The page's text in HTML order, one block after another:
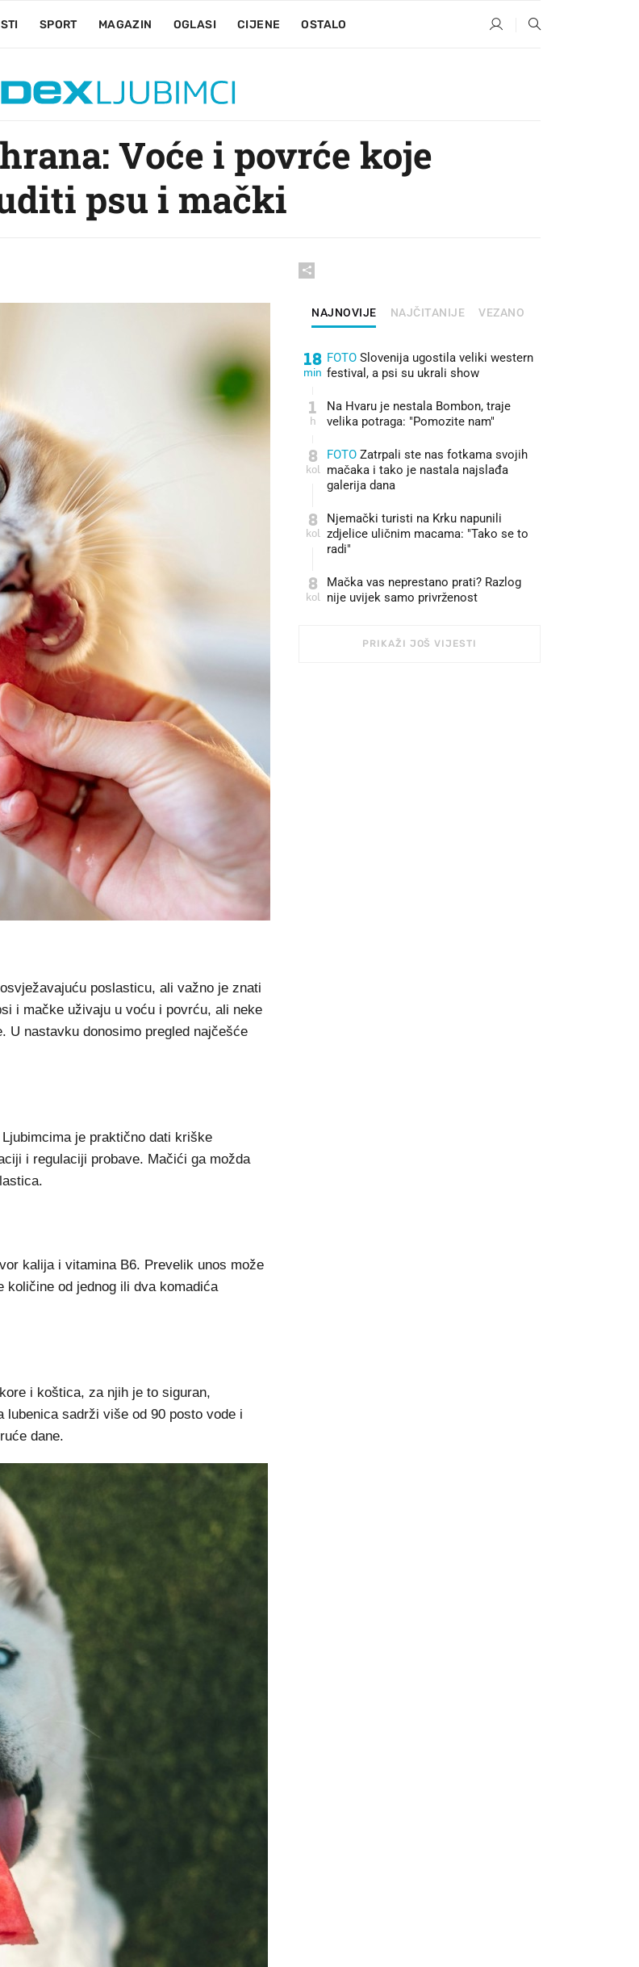
SPORT MAGAZIN OGLASI CIJENE OSTALO
Voće i povrće koje
psu i mački
poslasticu, ali važno je znati
i mačke uživaju u voću i povrću, ali neke
U nastavku donosimo pregled najčešće
je praktično dati kriške
i regulaciji probave. Mačići ga možda
kalija i vitamina B6. Prevelik unos može
količine od jednog ili dva komadića
i koštica, za njih je to siguran,
sadrži više od 90 posto vode i
dane.
NAJNOVIJE NAJČITANIJE VEZANO
18
min
FOTO Slovenija ugostila veliki western
festival, a psi su ukrali show
1
h
Na Hvaru je nestala Bombon, traje
velika potraga: "Pomozite nam"
8
kol
FOTO Zatrpali ste nas fotkama svojih
mačaka i tako je nastala najslađa
galerija dana
8
kol
Njemački turisti na Krku napunili
zdjelice uličnim macama: "Tako se to
radi"
8
kol
Mačka vas neprestano prati? Razlog
nije uvijek samo privrženost
PRIKAŽI JOŠ VIJESTI